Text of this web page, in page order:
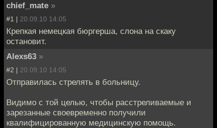
chief_mate »
#1 | 20.09.10 14:05
Крепкая немецкая бюргерша, слона на скаку
остановит.
Alexs63 »
#2 | 20.09.10 14:05
Отправилась стрелять в больницу.
Видимо с той целью, чтобы расстреливаемые и
зарезанные своевременно получили
квалифицированную медицинскую помощь.